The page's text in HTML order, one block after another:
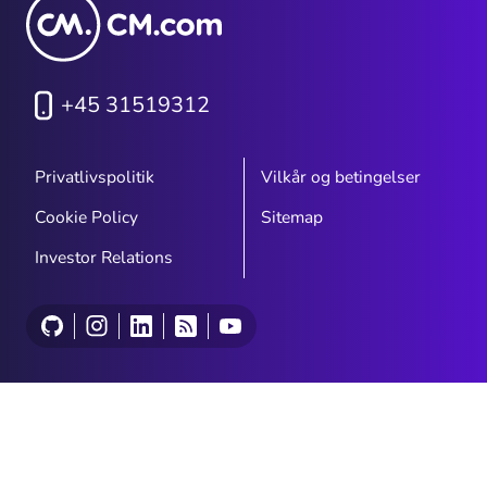
+45 31519312
Privatlivspolitik
Vilkår og betingelser
Cookie Policy
Sitemap
Investor Relations